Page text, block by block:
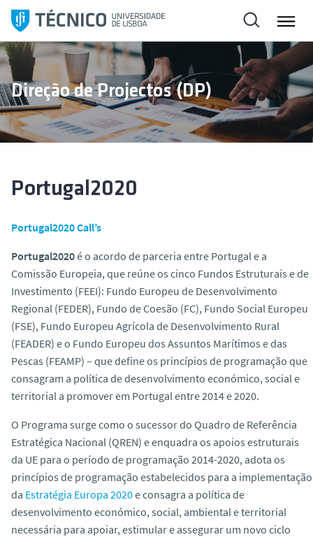
l
t
r
p
a
Direção de Projectos (DP)
Portugal2020
Portugal2020 Call’s
Portugal2020é o acordo de parceria entre Portugal e a
Comissão Europeia, que reúne os cinco Fundos Estruturais e de
Investimento (FEEI): Fundo Europeu de Desenvolvimento
Regional (FEDER), Fundo de Coesão (FC), Fundo Social Europeu
(FSE), Fundo Europeu Agrícola de Desenvolvimento Rural
(FEADER) e o Fundo Europeu dos Assuntos Marítimos e das
Pescas (FEAMP) – que define os princípios de programação que
consagram a política de desenvolvimento económico, social e
territorial a promover em Portugal entre 2014 e 2020.
O Programa surge como o sucessor do Quadro de Referência
Estratégica Nacional (QREN) e enquadra os apoios estruturais
da UE para o período de programação 2014-2020, adota os
princípios de programação estabelecidos para a implementação
da Estratégia Europa 2020e consagra a política de
desenvolvimento económico, social, ambiental e territorial
necessária para apoiar, estimular e assegurar um novo ciclo